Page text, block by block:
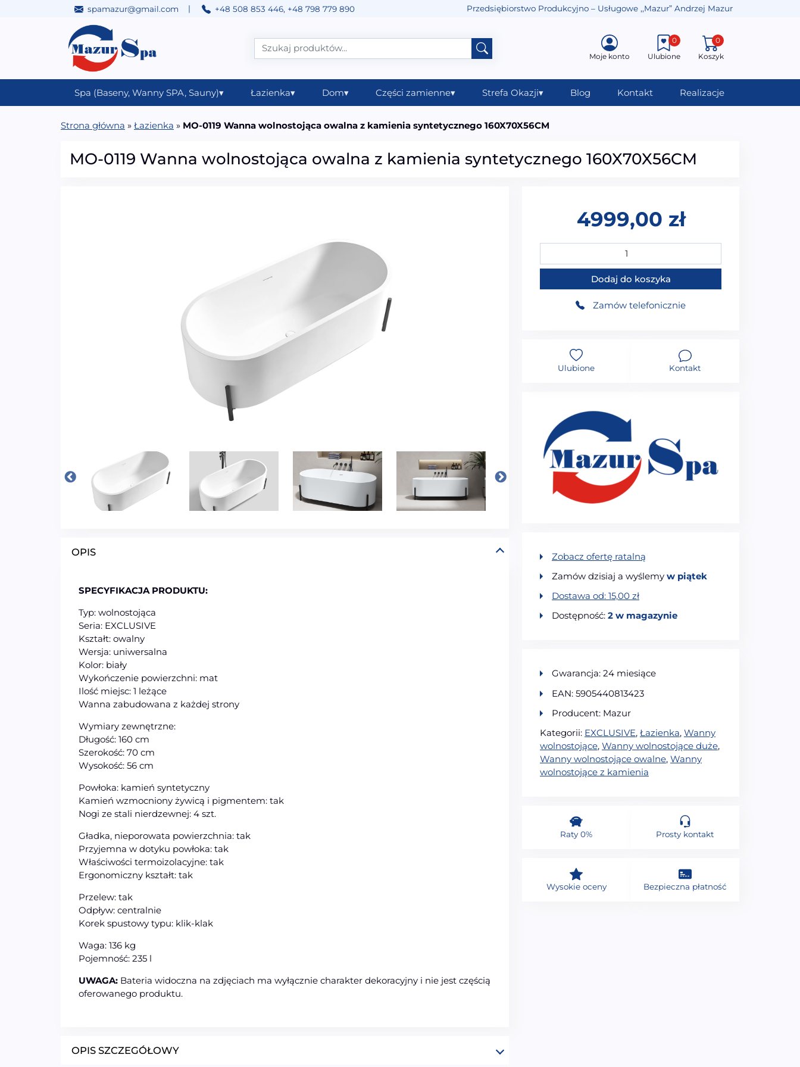
spamazur@gmail.com | +48 508 853 446, +48 798 779 890 Przedsiębiorstwo Produkcyjno – Usługowe ,,Mazur” Andrzej Mazur
Main Navigation Moje konto Ulubione
0
Koszyk
0
Spa (Baseny, Wanny SPA, Sauny)▾ Łazienka▾ Dom▾ Części zamienne▾ Strefa Okazji▾ Blog Kontakt Realizacje
Strona główna » Łazienka » MO-0119 Wanna wolnostojąca owalna z kamienia syntetycznego 160X70X56CM
MO-0119 Wanna wolnostojąca owalna z kamienia syntetycznego 160X70X56CM
OPIS
SPECYFIKACJA PRODUKTU:
Typ: wolnostojąca
Seria: EXCLUSIVE
Kształt: owalny
Wersja: uniwersalna
Kolor: biały
Wykończenie powierzchni: mat
Ilość miejsc: 1 leżące
Wanna zabudowana z każdej strony
Wymiary zewnętrzne:
Długość: 160 cm
Szerokość: 70 cm
Wysokość: 56 cm
Powłoka: kamień syntetyczny
Kamień wzmocniony żywicą i pigmentem: tak
Nogi ze stali nierdzewnej: 4 szt.
Gładka, nieporowata powierzchnia: tak
Przyjemna w dotyku powłoka: tak
Właściwości termoizolacyjne: tak
Ergonomiczny kształt: tak
Przelew: tak
Odpływ: centralnie
Korek spustowy typu: klik-klak
Waga: 136 kg
Pojemność: 235 l
UWAGA: Bateria widoczna na zdjęciach ma wyłącznie charakter dekoracyjny i nie jest częścią
oferowanego produktu.
OPIS SZCZEGÓŁOWY
4999,00 zł
ilość MO-0119 Wanna wolnostojąca owalna z kamienia
Dodaj do koszyka
Zamów telefonicznie
Ulubione Kontakt
Zobacz ofertę ratalną
Zamów dzisiaj a wyślemy w piątek
Dostawa od: 15,00 zł
Dostępność: 2 w magazynie
Gwarancja: 24 miesiące
EAN: 5905440813423
Producent: Mazur
Kategorii: EXCLUSIVE, Łazienka, Wanny
wolnostojące, Wanny wolnostojące duże,
Wanny wolnostojące owalne, Wanny
wolnostojące z kamienia
Raty 0% Prosty kontakt
Wysokie oceny Bezpieczna płatność